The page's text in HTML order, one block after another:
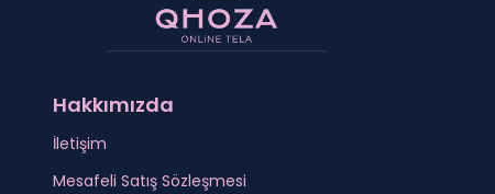
Hakkımızda
İletişim
Mesafeli Satış Sözleşmesi